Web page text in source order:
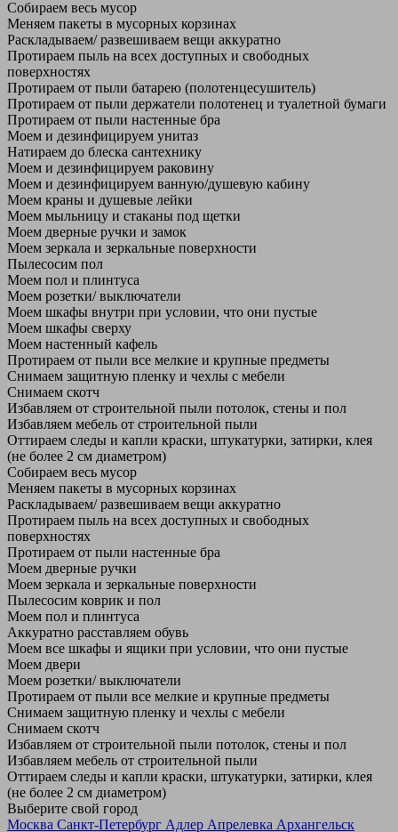
Собираем весь мусор
Меняем пакеты в мусорных корзинах
Раскладываем/ развешиваем вещи аккуратно
Протираем пыль на всех доступных и свободных
поверхностях
Протираем от пыли батарею (полотенцесушитель)
Протираем от пыли держатели полотенец и туалетной бумаги
Протираем от пыли настенные бра
Моем и дезинфицируем унитаз
Натираем до блеска сантехнику
Моем и дезинфицируем раковину
Моем и дезинфицируем ванную/душевую кабину
Моем краны и душевые лейки
Моем мыльницу и стаканы под щетки
Моем дверные ручки и замок
Моем зеркала и зеркальные поверхности
Пылесосим пол
Моем пол и плинтуса
Моем розетки/ выключатели
Моем шкафы внутри при условии, что они пустые
Моем шкафы сверху
Моем настенный кафель
Протираем от пыли все мелкие и крупные предметы
Снимаем защитную пленку и чехлы с мебели
Снимаем скотч
Избавляем от строительной пыли потолок, стены и пол
Избавляем мебель от строительной пыли
Оттираем следы и капли краски, штукатурки, затирки, клея
(не более 2 см диаметром)
Собираем весь мусор
Меняем пакеты в мусорных корзинах
Раскладываем/ развешиваем вещи аккуратно
Протираем пыль на всех доступных и свободных
поверхностях
Протираем от пыли настенные бра
Моем дверные ручки
Моем зеркала и зеркальные поверхности
Пылесосим коврик и пол
Моем пол и плинтуса
Аккуратно расставляем обувь
Моем все шкафы и ящики при условии, что они пустые
Моем двери
Моем розетки/ выключатели
Протираем от пыли все мелкие и крупные предметы
Снимаем защитную пленку и чехлы с мебели
Снимаем скотч
Избавляем от строительной пыли потолок, стены и пол
Избавляем мебель от строительной пыли
Оттираем следы и капли краски, штукатурки, затирки, клея
(не более 2 см диаметром)
Выберите свой город
Москва Санкт-Петербург Адлер Апрелевка Архангельск